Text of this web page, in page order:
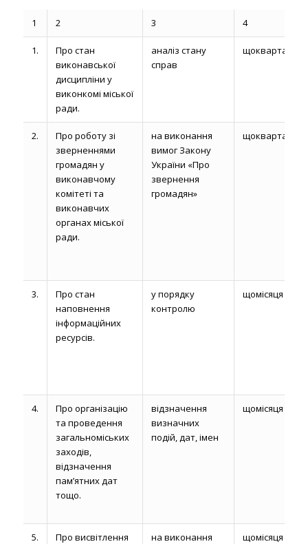
1 2 3 4
1.
Про стан
виконавської
дисципліни у
виконкомі міської
ради.
аналіз стану
справ
щокварталу
2.
Про роботу зі
зверненнями
громадян у
виконавчому
комітеті та
виконавчих
органах міської
ради.
на виконання
вимог Закону
України «Про
звернення
громадян»
щокварталу
3.
Про стан
наповнення
інформаційних
ресурсів.
у порядку
контролю
щомісяця
4.
Про організацію
та проведення
загальноміських
заходів,
відзначення
пам’ятних дат
тощо.
відзначення
визначних
подій, дат, імен
щомісяця
5.
Про висвітлення
на виконання
щомісяця